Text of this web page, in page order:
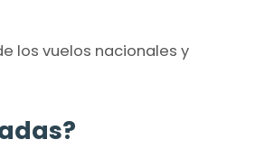
los vuelos nacionales y